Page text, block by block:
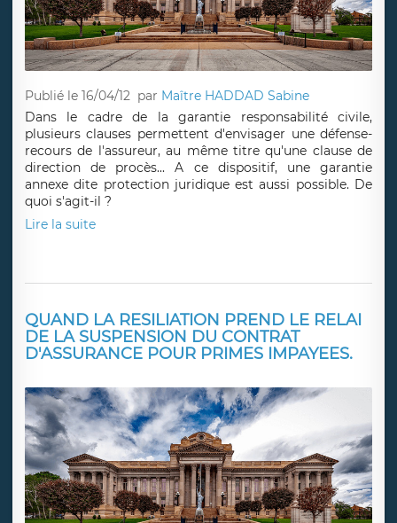
Publié le 16/04/12 par Maître HADDAD Sabine
Dans le cadre de la garantie responsabilité civile,
plusieurs clauses permettent d'envisager une défense-
recours de l'assureur, au même titre qu'une clause de
direction de procès... A ce dispositif, une garantie
annexe dite protection juridique est aussi possible. De
quoi s'agit-il ?
Lire la suite
QUAND LA RESILIATION PREND LE RELAI
DE LA SUSPENSION DU CONTRAT
D'ASSURANCE POUR PRIMES IMPAYEES.